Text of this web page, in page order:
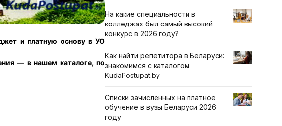
и платную основу в УО
— в нашем каталоге, по
На какие специальности в
колледжах был самый высокий
конкурс в 2026 году?
Как найти репетитора в Беларуси:
знакомимся с каталогом
KudaPostupat.by
Списки зачисленных на платное
обучение в вузы Беларуси 2026
году